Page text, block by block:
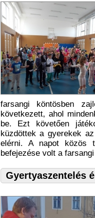
farsangi köntösben
következett, ahol
be. Ezt követően
küzdöttek a gyerekek
elérni. A napot közös
befejezése volt a
Gyertyaszentelés